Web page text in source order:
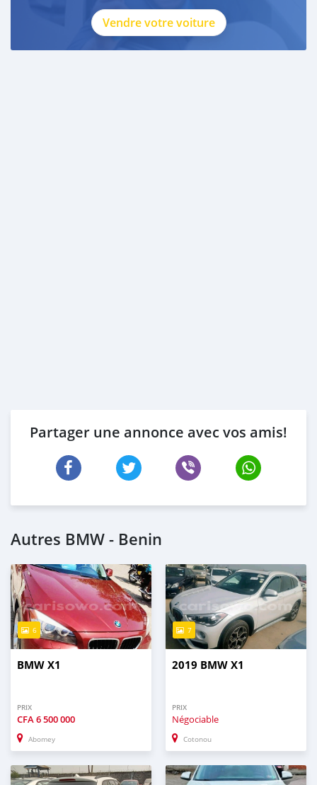
Vendre votre voiture
Partager une annonce avec vos amis!
Autres BMW - Benin
6
BMW X1
PRIX
CFA6 500 000
Abomey
7
2019 BMW X1
PRIX
Négociable
Cotonou